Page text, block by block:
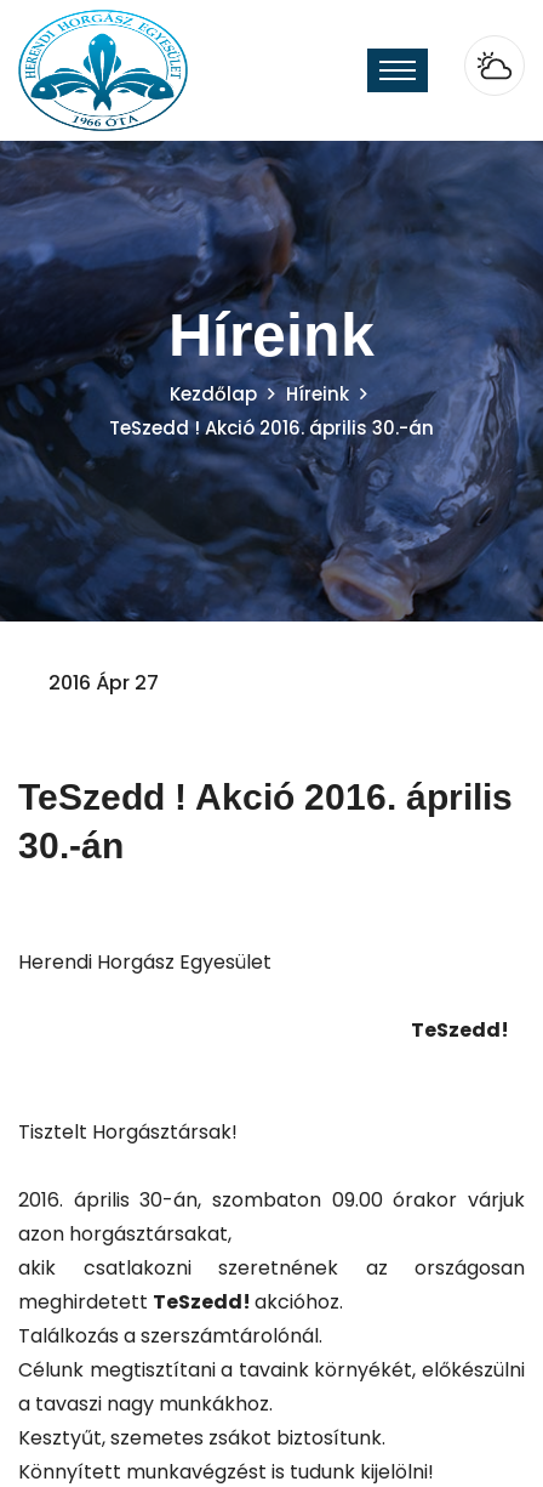
Híreink
Kezdőlap
Híreink
TeSzedd ! Akció 2016. április 30.-án
2016 Ápr 27
TeSzedd ! Akció 2016. április
30.-án
Herendi Horgász Egyesület
TeSzedd!
Tisztelt Horgásztársak!
2016. április 30-án, szombaton 09.00 órakor várjuk
azon horgásztársakat,
akik csatlakozni szeretnének az országosan
meghirdetett TeSzedd! akcióhoz.
Találkozás a szerszámtárolónál.
Célunk megtisztítani a tavaink környékét, előkészülni
a tavaszi nagy munkákhoz.
Kesztyűt, szemetes zsákot biztosítunk.
Könnyített munkavégzést is tudunk kijelölni!